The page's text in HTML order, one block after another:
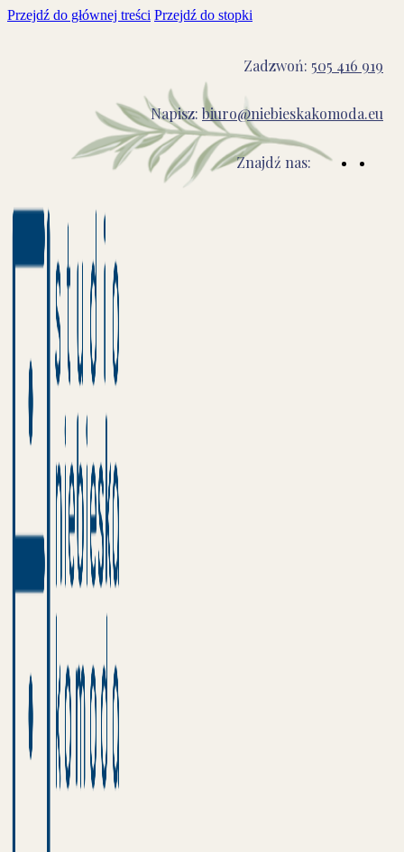
Przejdź do głównej treści Przejdź do stopki
Zadzwoń: 505 416 919
Napisz: biuro@niebieskakomoda.eu
Znajdź nas: